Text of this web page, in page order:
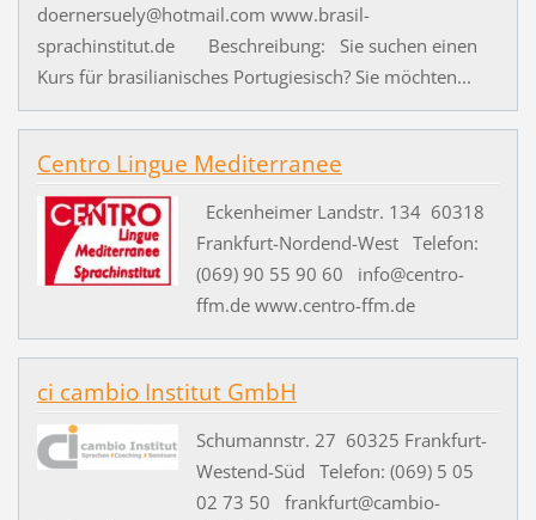
doernersuely@hotmail.com www.brasil-
sprachinstitut.de Beschreibung: Sie suchen einen
Kurs für brasilianisches Portugiesisch? Sie möchten...
Centro Lingue Mediterranee
Eckenheimer Landstr. 134 60318
Frankfurt-Nordend-West Telefon:
(069) 90 55 90 60 info@centro-
ffm.de www.centro-ffm.de
ci cambio Institut GmbH
Schumannstr. 27 60325 Frankfurt-
Westend-Süd Telefon: (069) 5 05
02 73 50 frankfurt@cambio-